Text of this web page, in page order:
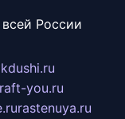
России
you.ru
rastenuya.ru